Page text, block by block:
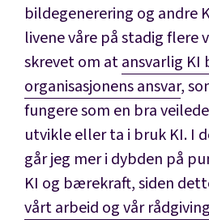
bildegenerering og andre
livene våre på stadig flere
skrevet om atansvarlig
organisasjonens ansvar,
fungere som en bra
utvikle eller ta i bruk KI. I
går jeg mer i dybden på
KI og bærekraft, siden
vårt arbeid og vår rådgiving